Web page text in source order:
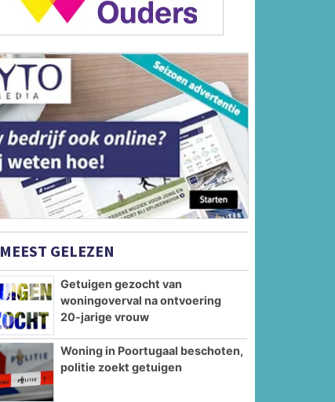
MEEST GELEZEN
Getuigen gezocht van
woningoverval na ontvoering
20-jarige vrouw
Woning in Poortugaal beschoten,
politie zoekt getuigen